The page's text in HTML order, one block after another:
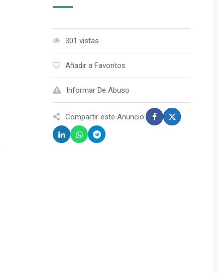
301 vistas
Añadir a Favoritos
Informar De Abuso
Compartir este Anuncio: